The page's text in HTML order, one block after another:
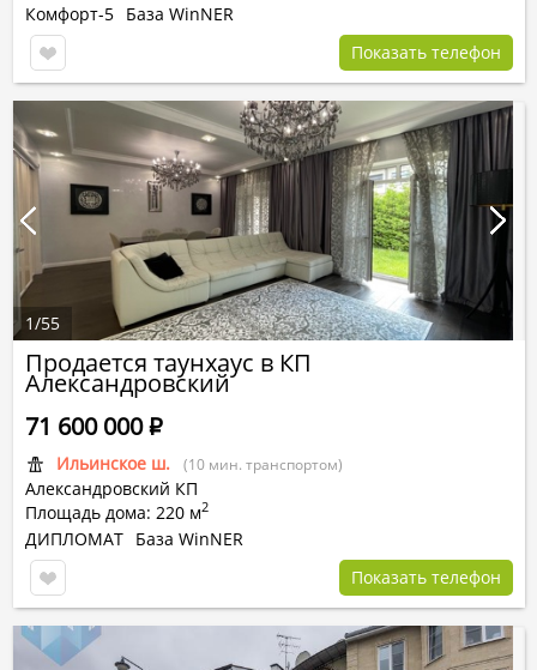
Комфорт-5 База WinNER
Показать телефон
Продается таунхаус в КП
Александровский
Ильинское ш. (10 мин. транспортом)
Александровский КП
Площадь дома: 220 м2
71 600 000Р
ДИПЛОМАТ База WinNER
Показать телефон
1/55